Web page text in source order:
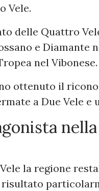
Vele.
delle Quattro
e Diamante
nel Vibonese.
ottenuto il
a Due Vele e
la regione